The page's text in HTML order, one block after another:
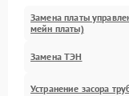
Замена платы
мейн платы)
Замена ТЭН
Устранение засора